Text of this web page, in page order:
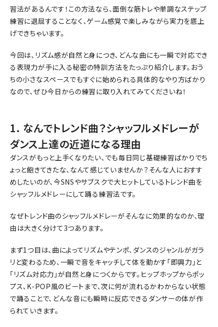
習法があるんです！この方法なら、面倒な筋トレや単調なステップ
練習に退屈することなく、ゲーム感覚で楽しみながら実力を底上
げできちゃいます。
今回は、リズム感が自然と身につき、どんな曲にも一瞬で対応でき
る表現力が手に入る秘密の特訓方法をたっぷり紹介します。おう
ちの小さなスペースでもすぐに始められる具体的なやり方ばかり
なので、ぜひ今日からの練習に取り入れてみてくださいね！
1. なんでトレンド曲？シャッフルメドレーが
ダンス上達の近道になる理由
ダンスがもっと上手くなりたい、でも毎日同じ基礎練習ばかりでち
ょっと飽きてきたな、なんて感じていませんか？そんな人におすす
めしたいのが、今SNSやサブスクで大ヒットしているトレンド曲を
シャッフルメドレーにして踊る練習法です。
なぜトレンド曲のシャッフルメドレーがそんなに効果的なのか、理
由は大きく分けて3つあります。
まず1つ目は、曲によってリズムやテンポ、ダンスのジャンルがガラ
リと変わるため、一瞬で音をキャッチして体を動かす「即興力」と
「リズム対応力」が自然と身につくからです。ヒップホップからポッ
プス、K-POP風のビートまで、次に何が流れるかわからない状態
で踊ることで、どんな音にも瞬時に反応できるダンサーの体が作
られていきます。